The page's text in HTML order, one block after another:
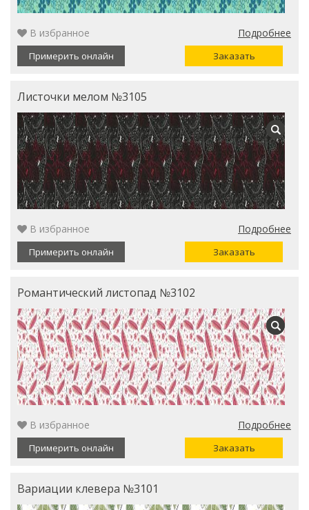
В избранное Подробнее
Примерить онлайн Заказать
Листочки мелом №3105
В избранное Подробнее
Примерить онлайн Заказать
Романтический листопад №3102
В избранное Подробнее
Примерить онлайн Заказать
Вариации клевера №3101